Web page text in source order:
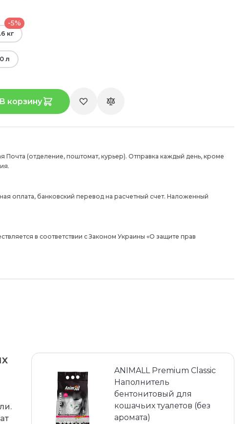
-5%
кг
л
В корзину
Почта (отделение, поштомат, курьер). Отправка каждый день, кроме
оплата, банковский перевод на расчетный счет. Наложенный
в соответствии с Законом Украины «О защите прав
ANIMALL Premium Classic
Наполнитель
бентонитовый для
кошачьих туалетов (без
аромата)